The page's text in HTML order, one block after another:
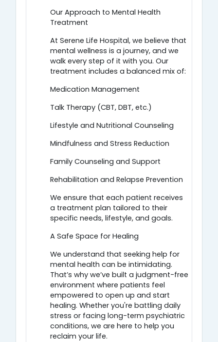
Our Approach to Mental Health
Treatment
At Serene Life Hospital, we believe that
mental wellness is a journey, and we
walk every step of it with you. Our
treatment includes a balanced mix of:
Medication Management
Talk Therapy (CBT, DBT, etc.)
Lifestyle and Nutritional Counseling
Mindfulness and Stress Reduction
Family Counseling and Support
Rehabilitation and Relapse Prevention
We ensure that each patient receives
a treatment plan tailored to their
specific needs, lifestyle, and goals.
A Safe Space for Healing
We understand that seeking help for
mental health can be intimidating.
That’s why we’ve built a judgment-free
environment where patients feel
empowered to open up and start
healing. Whether you're battling daily
stress or facing long-term psychiatric
conditions, we are here to help you
reclaim your life.